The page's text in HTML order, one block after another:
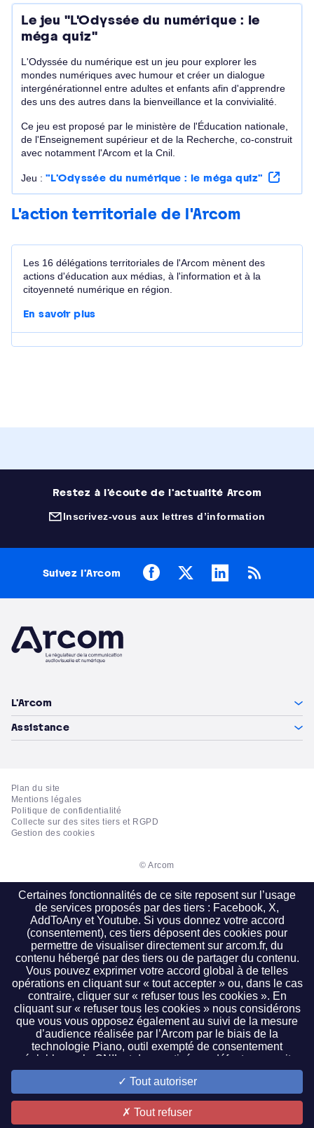
Le jeu "L'Odyssée du numérique : le
méga quiz"
L'Odyssée du numérique est un jeu pour explorer les
mondes numériques avec humour et créer un dialogue
intergénérationnel entre adultes et enfants afin d'apprendre
des uns des autres dans la bienveillance et la convivialité.
Ce jeu est proposé par le ministère de l'Éducation nationale,
de l'Enseignement supérieur et de la Recherche, co-construit
avec notamment l'Arcom et la Cnil.
Jeu : "L'Odyssée du numérique : le méga quiz"
L'action territoriale de l'Arcom
Les 16 délégations territoriales de l'Arcom mènent des
actions d'éducation aux médias, à l'information et à la
citoyenneté numérique en région.
En savoir plus
Restez à l'écoute de l'actualité Arcom
Inscrivez-vous aux lettres d’information
(nouvelle fenêtre)
Suivez l’Arcom FacebookLinkedIn
Arcom
L'Arcom
Assistance
Plan du site
Mentions légales
Politique de confidentialité
Collecte sur des sites tiers et RGPD
Gestion des cookies
© Arcom
Certaines fonctionnalités de ce site reposent sur l’usage
de services proposés par des tiers : Facebook, X,
AddToAny et Youtube. Si vous donnez votre accord
(consentement), ces tiers déposent des cookies pour
permettre de visualiser directement sur arcom.fr, du
contenu hébergé par des tiers ou de partager du contenu.
Vous pouvez exprimer votre accord global à de telles
opérations en cliquant sur « tout accepter » ou, dans le cas
contraire, cliquer sur « refuser tous les cookies ». En
cliquant sur « refuser tous les cookies » nous considérons
que vous vous opposez également au suivi de la mesure
d’audience réalisée par l’Arcom par le biais de la
technologie Piano, outil exempté de consentement
préalable par la CNIL et donc activé par défaut sur ce site.
Il vous est possible de cliquer sur « paramétrer les cookies
» pour faire un choix plus précis. Ce paramétrage est
accessible à tout moment en cliquant sur le lien de bas de
page « gestion des cookies ». Si vous refusez la lecture ou
le dépôt d’un cookie pour une finalité donnée, les
Tout autoriser
Tout refuser